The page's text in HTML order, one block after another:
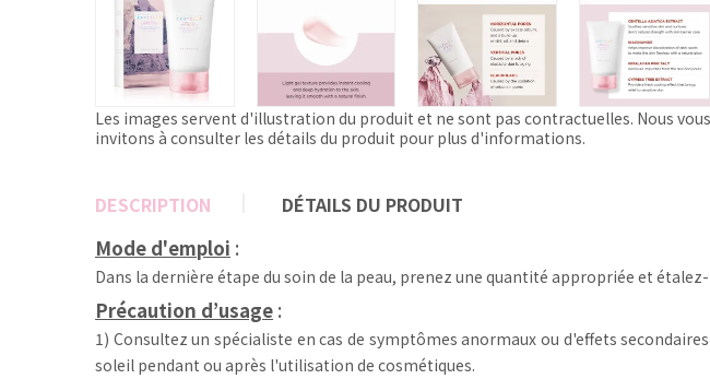
Les images servent d'illustration du produit et ne sont pas contractuelles. Nous vous
invitons à consulter les détails du produit pour plus d'informations.
DESCRIPTION DÉTAILS DU PRODUIT
Mode d'emploi :
Dans la dernière étape du soin de la peau, prenez une quantité appropriée et
Précaution d’usage :
1) Consultez un spécialiste en cas de symptômes anormaux ou d'effets
soleil pendant ou après l'utilisation de cosmétiques.